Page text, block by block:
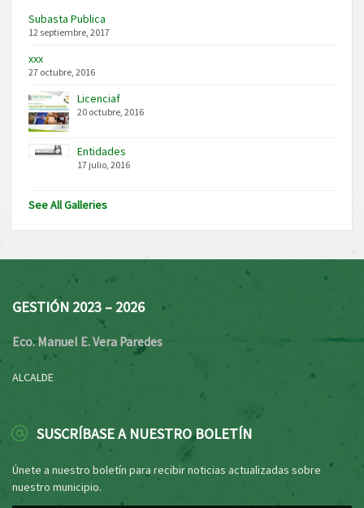
Subasta Publica
12 septiembre, 2017
xxx
27 octubre, 2016
Licenciaf
20 octubre, 2016
Entidades
17 julio, 2016
See All Galleries
GESTIÓN 2023 – 2026
Eco. Manuel E. Vera Paredes
ALCALDE
SUSCRÍBASE A NUESTRO BOLETÍN
Únete a nuestro boletín para recibir noticias actualizadas sobre
nuestro municipio.